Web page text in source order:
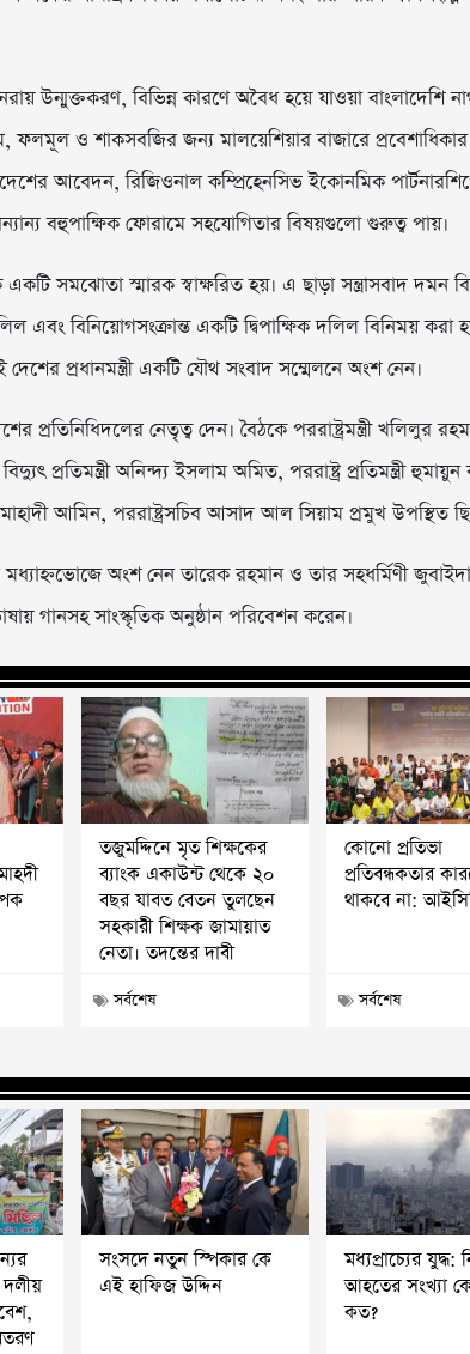
উন্মুক্তকরণ, বিভিন্ন কারণে অবৈধ হয়ে যাওয়া বাংলাদেশি
ও শাকসবজির জন্য মালয়েশিয়ার বাজারে প্রবেশাধিকার
আবেদন, রিজিওনাল কম্প্রিহেনসিভ ইকোনমিক
বহুপাক্ষিক ফোরামে সহযোগিতার বিষয়গুলো গুরুত্ব পায়।
সমঝোতা স্মারক স্বাক্ষরিত হয়। এ ছাড়া সন্ত্রাসবাদ দমন
এবং বিনিয়োগসংক্রান্ত একটি দ্বিপাক্ষিক দলিল বিনিময় করা
প্রধানমন্ত্রী একটি যৌথ সংবাদ সম্মেলনে অংশ নেন।
প্রতিনিধিদলের নেতৃত্ব দেন। বৈঠকে পররাষ্ট্রমন্ত্রী খলিলুর
প্রতিমন্ত্রী অনিন্দ্য ইসলাম অমিত, পররাষ্ট্র প্রতিমন্ত্রী
আমিন, পররাষ্ট্রসচিব আসাদ আল সিয়াম প্রমুখ উপস্থিত
মধ্যাহ্নভোজে অংশ নেন তারেক রহমান ও তার সহধর্মিণী
গানসহ সাংস্কৃতিক অনুষ্ঠান পরিবেশন করেন।
তজুমদ্দিনে মৃত শিক্ষকের
ব্যাংক একাউন্ট থেকে ২০
বছর যাবত বেতন তুলছেন
সহকারী শিক্ষক জামায়াত
নেতা। তদন্তের দাবী
সর্বশেষ
কোনো প্রতিভা
প্রতিবন্ধকতার
থাকবে না:
সর্বশেষ
দলীয়
সংসদে নতুন স্পিকার কে
এই হাফিজ উদ্দিন
মধ্যপ্রাচ্যের
আহতের সংখ্যা
কত?